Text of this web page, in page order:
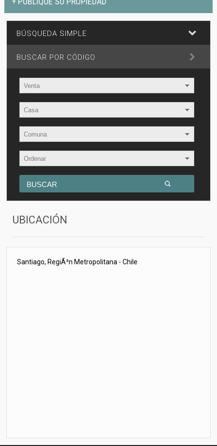
BÚSQUEDA SIMPLE
BUSCAR POR CÓDIGO
UBICACIÓN
Santiago, RegiÃ³n Metropolitana - Chile